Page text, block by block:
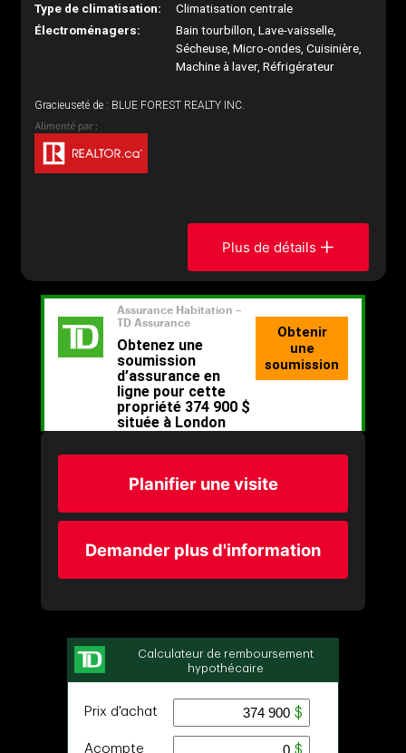
Type de climatisation:
Climatisation centrale
Électroménagers:
Bain tourbillon, Lave-vaisselle,
Sécheuse, Micro-ondes, Cuisinière,
Machine à laver, Réfrigérateur
Gracieuseté de : BLUE FOREST REALTY INC.
Plus de détails
Planifier une visite
Demander plus d'information